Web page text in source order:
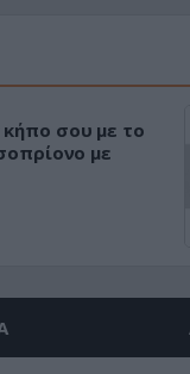
σου με το
με